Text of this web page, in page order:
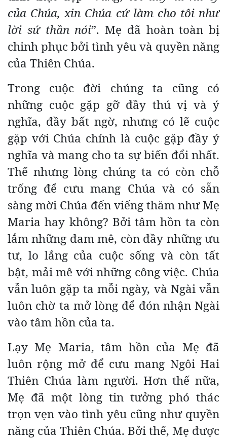
của Chúa, xin Chúa cứ làm cho tôi như
lời sứ thần nói”. Mẹ đã hoàn toàn bị
chinh phục bởi tình yêu và quyền năng
của Thiên Chúa.
Trong cuộc đời chúng ta cũng có
những cuộc gặp gỡ đầy thú vị và ý
nghĩa, đầy bất ngờ, nhưng có lẽ cuộc
gặp với Chúa chính là cuộc gặp đầy ý
nghĩa và mang cho ta sự biến đổi nhất.
Thế nhưng lòng chúng ta có còn chỗ
trống để cưu mang Chúa và có sẵn
sàng mời Chúa đến viếng thăm như Mẹ
Maria hay không? Bởi tâm hồn ta còn
lắm những đam mê, còn đầy những ưu
tư, lo lắng của cuộc sống và còn tất
bật, mải mê với những công việc. Chúa
vẫn luôn gặp ta mỗi ngày, và Ngài vẫn
luôn chờ ta mở lòng để đón nhận Ngài
vào tâm hồn của ta.
Lạy Mẹ Maria, tâm hồn của Mẹ đã
luôn rộng mở để cưu mang Ngôi Hai
Thiên Chúa làm người. Hơn thế nữa,
Mẹ đã một lòng tin tưởng phó thác
trọn vẹn vào tình yêu cũng như quyền
năng của Thiên Chúa. Bởi thế, Mẹ được